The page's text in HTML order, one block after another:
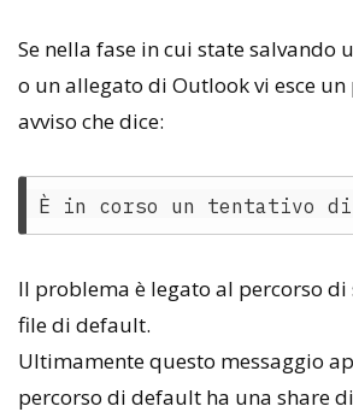
Se nella fase in cui state salvando
o un allegato di Outlook vi esce
avviso che dice:
Il problema è legato al percorso
file di default.
Ultimamente questo messaggio
percorso di default ha una share